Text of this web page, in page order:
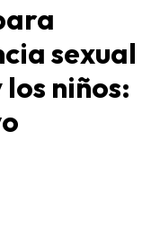
sexual
niños: